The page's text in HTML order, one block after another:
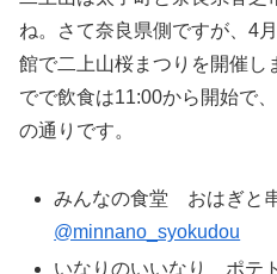
ね。さて奈良県側ですが、4
館で二上山桜まつりを開催し
でで飲食は11:00から開始で
の通りです。
みんなの食堂 おはぎと
@minnano_syokudou
いなりのいいなり ポテ